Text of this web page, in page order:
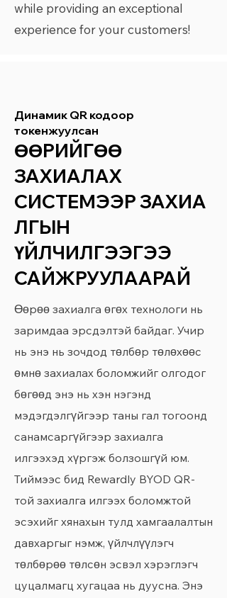
while providing an exceptional
experience for your customers!
Динамик QR кодоор
токенжуулсан
ӨӨРИЙГӨӨ
ЗАХИАЛАХ
СИСТЕМЭЭР ЗАХИА
ЛГЫН
ҮЙЛЧИЛГЭЭГЭЭ
САЙЖРУУЛААРАЙ
Өөрөө захиалга өгөх технологи нь
заримдаа эрсдэлтэй байдаг. Учир
нь энэ нь зочдод төлбөр төлөхөөс
өмнө захиалах боломжийг олгодог
бөгөөд энэ нь хэн нэгэнд
мэдэгдэлгүйгээр таны гал тогоонд
санамсаргүйгээр захиалга
илгээхэд хүргэж болзошгүй юм.
Тиймээс бид Rewardly BYOD QR-
той захиалга илгээх боломжтой
эсэхийг хянахын тулд хамгаалалтын
давхаргыг нэмж, үйлчлүүлэгч
төлбөрөө төлсөн эсвэл хэрэглэгч
цуцалмагц хугацаа нь дуусна. Энэ